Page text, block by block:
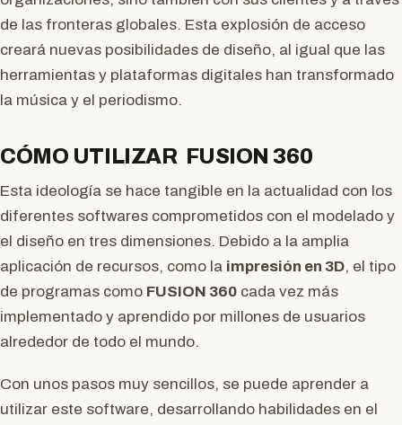
de las fronteras globales. Esta explosión de acceso
creará nuevas posibilidades de diseño, al igual que las
herramientas y plataformas digitales han transformado
la música y el periodismo.
CÓMO UTILIZAR FUSION 360
Esta ideología se hace tangible en la actualidad con los
diferentes softwares comprometidos con el modelado y
el diseño en tres dimensiones. Debido a la amplia
aplicación de recursos, como la impresión en 3D, el tipo
de programas como FUSION 360 cada vez más
implementado y aprendido por millones de usuarios
alrededor de todo el mundo.
Con unos pasos muy sencillos, se puede aprender a
utilizar este software, desarrollando habilidades en el